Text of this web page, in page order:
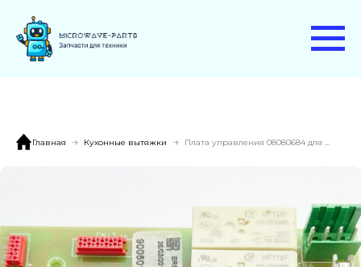
Главная Кухонные вытяжки